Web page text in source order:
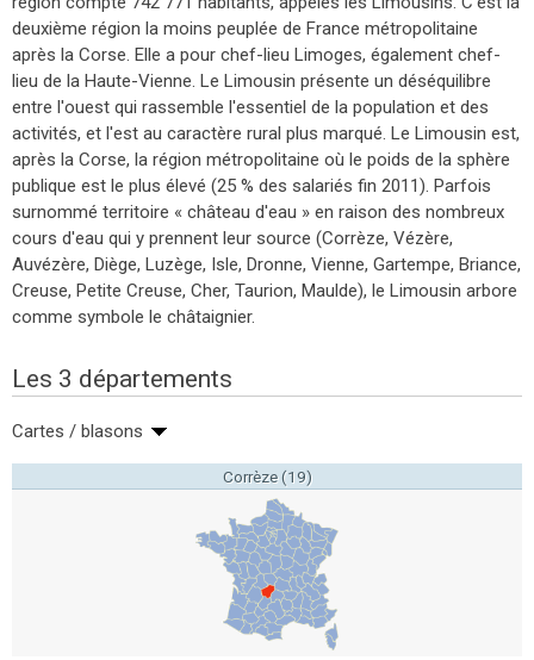
deuxième région la moins peuplée de France métropolitaine
après la Corse. Elle a pour chef-lieu Limoges, également chef-
lieu de la Haute-Vienne. Le Limousin présente un déséquilibre
entre l'ouest qui rassemble l'essentiel de la population et des
activités, et l'est au caractère rural plus marqué. Le Limousin est,
après la Corse, la région métropolitaine où le poids de la sphère
publique est le plus élevé (25 % des salariés fin 2011). Parfois
surnommé territoire « château d'eau » en raison des nombreux
cours d'eau qui y prennent leur source (Corrèze, Vézère,
Auvézère, Diège, Luzège, Isle, Dronne, Vienne, Gartempe, Briance,
Creuse, Petite Creuse, Cher, Taurion, Maulde), le Limousin arbore
comme symbole le châtaignier.
Les 3 départements
Cartes / blasons
Corrèze (19)